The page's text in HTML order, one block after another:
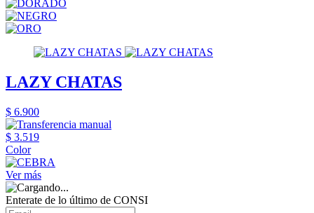
LAZY CHATAS
$ 6.900
$ 3.519
Color
Ver más
Enterate de lo último de CONSI